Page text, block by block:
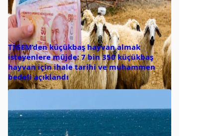
TİGEM’den küçükbaş hayvan almak
isteyenlere müjde: 7 bin 350 küçükbaş
hayvan için ihale tarihi ve muhammen
bedeli açıklandı